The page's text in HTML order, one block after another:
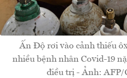
Ấn Độ rơi vào cảnh thiếu
nhiều bệnh nhân Covid-19
điều trị - Ảnh: AFP/